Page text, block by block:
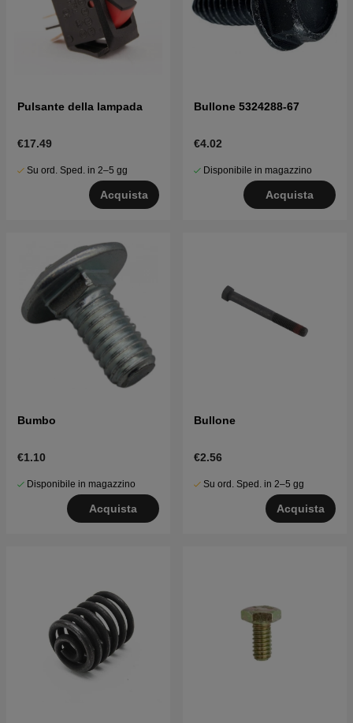
Pulsante della lampada
€17.49
Su ord. Sped. in 2–5 gg
Acquista
Bullone 5324288-67
€4.02
Disponibile in magazzino
Acquista
Bumbo
€1.10
Disponibile in magazzino
Acquista
Bullone
€2.56
Su ord. Sped. in 2–5 gg
Acquista